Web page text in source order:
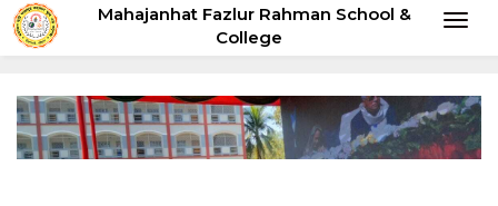
Mahajanhat Fazlur Rahman School &
College